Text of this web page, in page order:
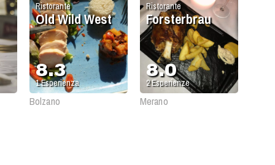
Ristorante
Forsterbrau
8.0
2Esperienze
Merano
Ristorante
Old Wild West
8.3
1Esperienza
Bolzano